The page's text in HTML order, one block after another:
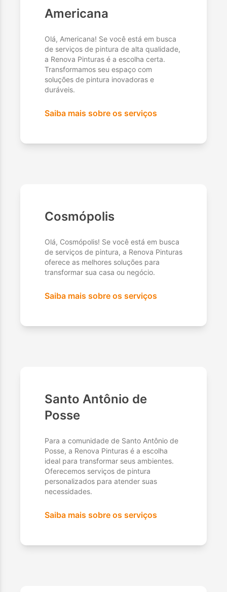
Americana
Olá, Americana! Se você está em busca
de serviços de pintura de alta qualidade,
a Renova Pinturas é a escolha certa.
Transformamos seu espaço com
soluções de pintura inovadoras e
duráveis.
Saiba mais sobre os serviços
Cosmópolis
Olá, Cosmópolis! Se você está em busca
de serviços de pintura, a Renova Pinturas
oferece as melhores soluções para
transformar sua casa ou negócio.
Saiba mais sobre os serviços
Santo Antônio de
Posse
Para a comunidade de Santo Antônio de
Posse, a Renova Pinturas é a escolha
ideal para transformar seus ambientes.
Oferecemos serviços de pintura
personalizados para atender suas
necessidades.
Saiba mais sobre os serviços